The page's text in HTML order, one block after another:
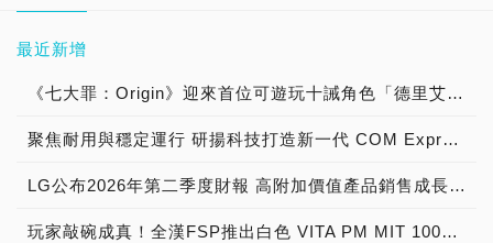
最近新增
《七大罪：Origin》迎來首位可遊玩十誡角色「德里艾利」
聚焦耐用與穩定運行 研揚科技打造新一代 COM Express Type 6 模組
LG公布2026年第二季度財報 高附加價值產品銷售成長與成本競爭力提升，營業獲利年增 147%
玩家敲碗成真！全漢FSP推出白色 VITA PM MIT 1000W 靜音電源純白上市！ MIT 白金電源首度披上純白戰袍，支援 ATX 3.1、PCIe 5.1，10年保固！